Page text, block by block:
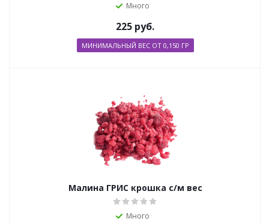
Много
225 руб.
МИНИМАЛЬНЫЙ ВЕС ОТ 0,150 ГР
Малина ГРИС крошка с/м вес
Много